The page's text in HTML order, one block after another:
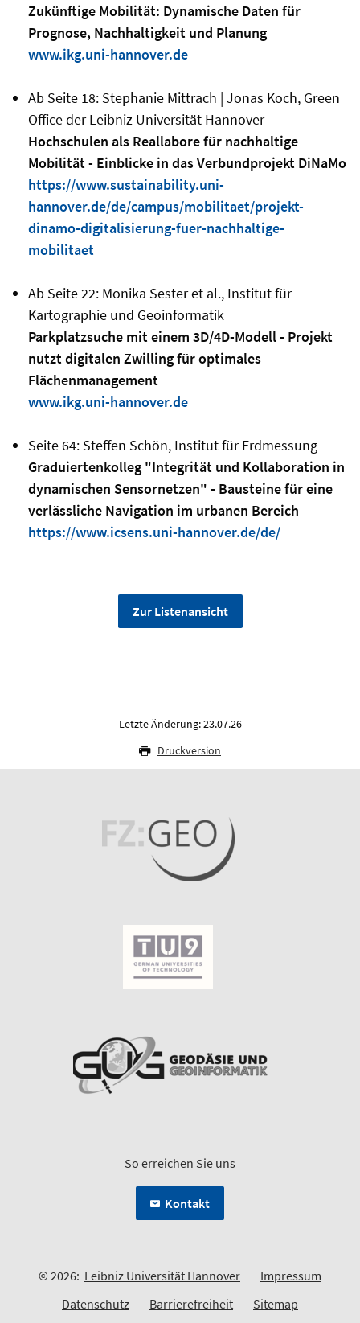
Zukünftige Mobilität: Dynamische Daten für
Prognose, Nachhaltigkeit und Planung
www.ikg.uni-hannover.de
Ab Seite 18: Stephanie Mittrach | Jonas Koch, Green
Office der Leibniz Universität Hannover
Hochschulen als Reallabore für nachhaltige
Mobilität - Einblicke in das Verbundprojekt DiNaMo
https://www.sustainability.uni-
hannover.de/de/campus/mobilitaet/projekt-
dinamo-digitalisierung-fuer-nachhaltige-
mobilitaet
Ab Seite 22: Monika Sester et al., Institut für
Kartographie und Geoinformatik
Parkplatzsuche mit einem 3D/4D-Modell - Projekt
nutzt digitalen Zwilling für optimales
Flächenmanagement
www.ikg.uni-hannover.de
Seite 64: Steffen Schön, Institut für Erdmessung
Graduiertenkolleg "Integrität und Kollaboration in
dynamischen Sensornetzen" - Bausteine für eine
verlässliche Navigation im urbanen Bereich
https://www.icsens.uni-hannover.de/de/
Zur Listenansicht
Letzte Änderung: 23.07.26
Druckversion
So erreichen Sie uns
Kontakt
© 2026: Leibniz Universität Hannover
Impressum
Datenschutz
Barrierefreiheit Sitemap